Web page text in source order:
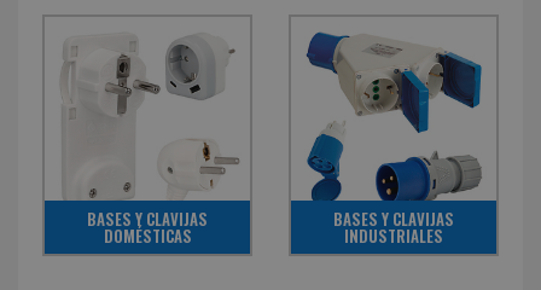
BASES Y CLAVIJAS
DOMÉSTICAS
BASES Y CLAVIJAS
INDUSTRIALES